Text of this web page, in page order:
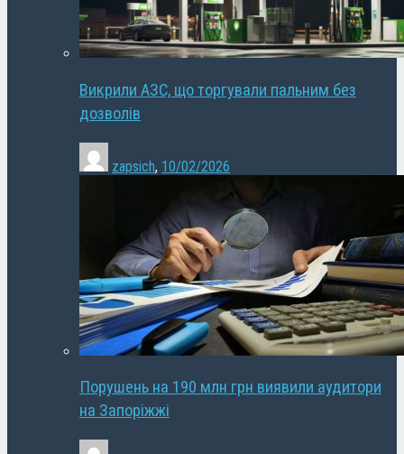
Викрили АЗС, що торгували пальним без
дозволів
zapsich, 10/02/2026
Порушень на 190 млн грн виявили аудитори
на Запоріжжі